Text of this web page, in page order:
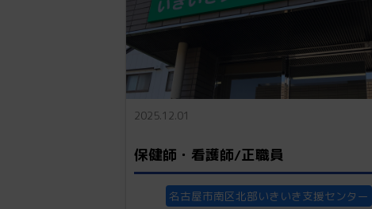
2025.12.01
保健師・看護師/正職員
名古屋市南区北部いきいき支援センター